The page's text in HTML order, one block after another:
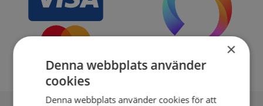
×
Denna webbplats använder
cookies
Denna webbplats använder cookies för att